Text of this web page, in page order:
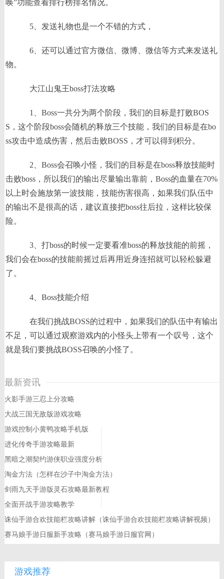
唤”功能查看排行榜排名情况。
5、发送礼物也是一个不错的方式，
6、还可以通过官方微信、微博、微信等方式来发送礼
物。
大江山鬼王boss打法攻略
1、Boss一共分为两个阶段，我们的目标是打败BOS
S，这个阶段boss会随机的释放三个技能，我们的目标是在bo
ss攻击中造成伤害，然后击败BOSS，才可以得到积分。
2、Boss会召唤小怪，我们的目标是在boss释放技能时
击败boss，所以我们的输出尽量输出靠前，Boss的血量在70%
以上时会施放第一波技能，技能伤害很高，如果我们队伍中
的输出不是很高的话，建议直接把boss往后拉，这样比较保
险。
3、打boss的时候一定要看准boss的释放技能的前摇，
我们会在boss的技能前摇过后再用近身连招就可以轻松躲避
了。
4、Boss技能介绍
在我们挑战BOSS的过程中，如果我们的队伍中有输出
不足，可以通过观察游戏内的小怪头上带有一个叹号，这个
就是我们要挑战BOSS召唤的小怪了。
最新资讯
火影手游三忍上分攻略
大战三国无敌版游戏攻略
游戏控制小黄鸭攻略手机版
进化传奇手游攻略最新
黑暗之潮契约游侠职业强度分析
淘金方法（怎样在沙子中淘金方法）
剑雨九天手游版灵石攻略最新教程
全面开战手游攻略教学
诛仙手游合欢技能栏攻略讲解（诛仙手游合欢技能栏攻略讲解视频）
赛马娘手游日服新手攻略（赛马娘手游日服官网）
游戏推荐